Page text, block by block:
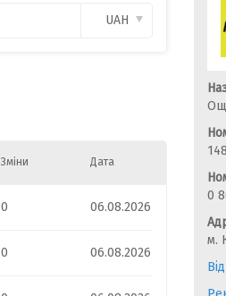
UAH
Зміни Дата
0 06.08.2026
0 06.08.2026
148
0
м.